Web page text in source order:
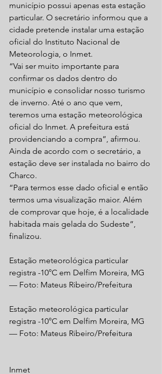
município possui apenas esta estação
particular. O secretário informou que a
cidade pretende instalar uma estação
oficial do Instituto Nacional de
Meteorologia, o Inmet.
“Vai ser muito importante para
confirmar os dados dentro do
município e consolidar nosso turismo
de inverno. Até o ano que vem,
teremos uma estação meteorológica
oficial do Inmet. A prefeitura está
providenciando a compra”, afirmou.
Ainda de acordo com o secretário, a
estação deve ser instalada no bairro do
Charco.
“Para termos esse dado oficial e então
termos uma visualização maior. Além
de comprovar que hoje, é a localidade
habitada mais gelada do Sudeste”,
finalizou.
Estação meteorológica particular
registra -10°C em Delfim Moreira, MG
— Foto: Mateus Ribeiro/Prefeitura
Estação meteorológica particular
registra -10°C em Delfim Moreira, MG
— Foto: Mateus Ribeiro/Prefeitura
Inmet